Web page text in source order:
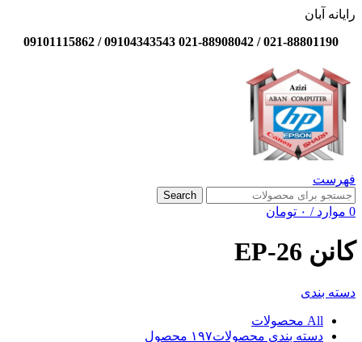
رایانه آبان
021-88801190 / 021-88908042 09104343543 / 09101115862
فهرست
Search
0 موارد / ۰ تومان
کانن EP-26
دسته بندی
All محصولات
دسته بندی محصولات۱۹۷ محصول